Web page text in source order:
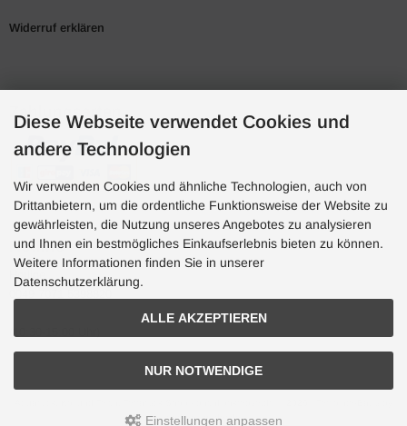
Widerruf erklären
Zahlungsarten
Hotline
Hotline
(10:30-15:00 Uhr)
andreas-guder.de
Diese Webseite verwendet Cookies und
andere Technologien
Wir verwenden Cookies und ähnliche Technologien, auch von
Drittanbietern, um die ordentliche Funktionsweise der Website zu
gewährleisten, die Nutzung unseres Angebotes zu analysieren
und Ihnen ein bestmögliches Einkaufserlebnis bieten zu können.
Weitere Informationen finden Sie in unserer
Datenschutzerklärung.
ALLE AKZEPTIEREN
NUR NOTWENDIGE
Einstellungen anpassen